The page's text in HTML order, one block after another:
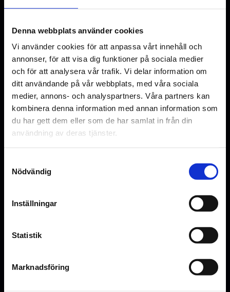
Denna webbplats använder cookies
Vi använder cookies för att anpassa vårt innehåll och
annonser, för att visa dig funktioner på sociala medier
och för att analysera vår trafik. Vi delar information om
ditt användande på vår webbplats, med våra sociala
medier, annons- och analyspartners. Våra partners kan
kombinera denna information med annan information som
du har gett dem eller som de har samlat in från din
användning av deras tjänster.
Nödvändig
Inställningar
Statistik
Marknadsföring
Roland Møller
Original language
Genre
Action
Distributör
Nordisk Film AB
Inga visningar i Malmö just nu